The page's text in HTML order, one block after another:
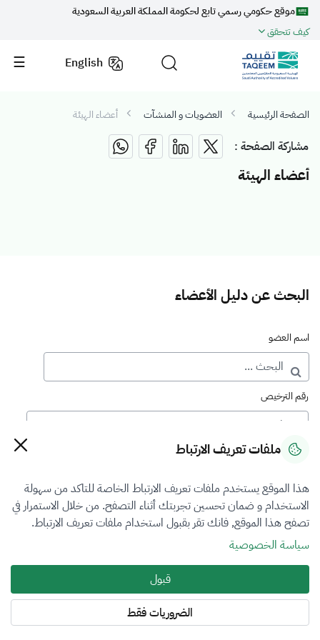
موقع حكومي رسمي تابع لحكومة المملكة العربية السعودية
كيف تتحقق
English
الصفحة الرئيسية العضويات و المنشآت أعضاء الهيئة
مشاركة الصفحة :
أعضاء الهيئة
البحث عن دليل الأعضاء
اسم العضو
رقم الترخيص
رقم العضوية
فرع التقييم
الكل
نوع العضوية
منتسب
المنطقة
ملفات تعريف الارتباط
هذا الموقع يستخدم ملفات تعريف الارتباط الخاصة للتاكد من سهولة
الاستخدام و ضمان تحسين تجربتك أثناء التصفح. من خلال الاستمرار في
تصفح هذا الموقع, فانك تقر بقبول استخدام ملفات تعريف الارتباط.
سياسة الخصوصية
قبول
الضروريات فقط